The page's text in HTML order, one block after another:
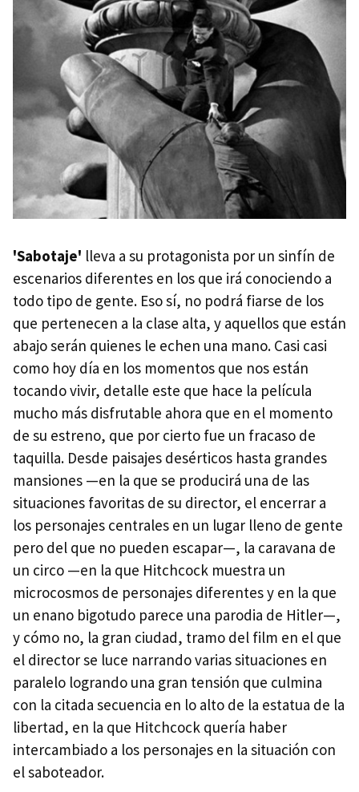
'Sabotaje' lleva a su protagonista por un sinfín de
escenarios diferentes en los que irá conociendo a
todo tipo de gente. Eso sí, no podrá fiarse de los
que pertenecen a la clase alta, y aquellos que están
abajo serán quienes le echen una mano. Casi casi
como hoy día en los momentos que nos están
tocando vivir, detalle este que hace la película
mucho más disfrutable ahora que en el momento
de su estreno, que por cierto fue un fracaso de
taquilla. Desde paisajes desérticos hasta grandes
mansiones —en la que se producirá una de las
situaciones favoritas de su director, el encerrar a
los personajes centrales en un lugar lleno de gente
pero del que no pueden escapar—, la caravana de
un circo —en la que Hitchcock muestra un
microcosmos de personajes diferentes y en la que
un enano bigotudo parece una parodia de Hitler—,
y cómo no, la gran ciudad, tramo del film en el que
el director se luce narrando varias situaciones en
paralelo logrando una gran tensión que culmina
con la citada secuencia en lo alto de la estatua de la
libertad, en la que Hitchcock quería haber
intercambiado a los personajes en la situación con
el saboteador.